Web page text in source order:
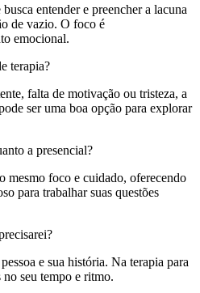
entender e preencher a lacuna
de vazio. O foco é
emocional.
terapia?
falta de motivação ou tristeza, a
ser uma boa opção para explorar
a presencial?
mesmo foco e cuidado, oferecendo
para trabalhar suas questões
e sua história. Na terapia para
seu tempo e ritmo.